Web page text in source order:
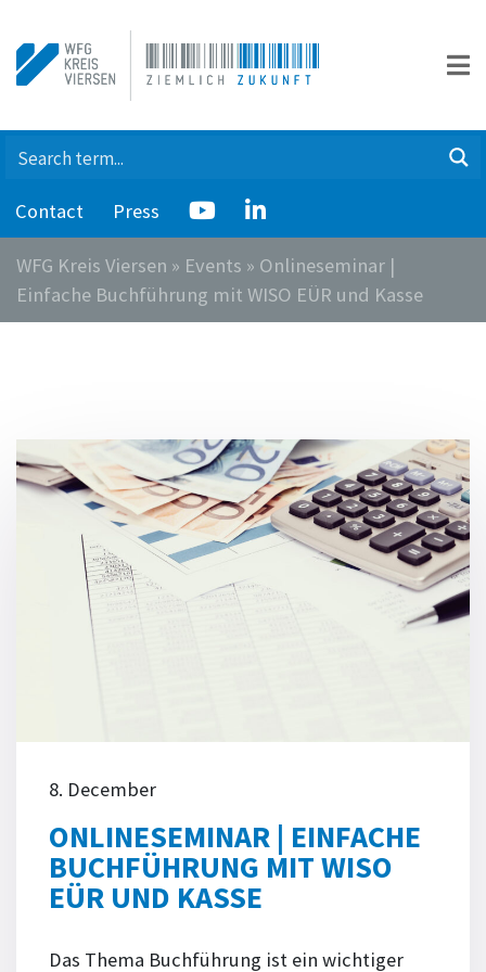
Contact Press
WFG Kreis Viersen » Events » Onlineseminar |
Einfache Buchführung mit WISO EÜR und Kasse
8. December
ONLINESEMINAR | EINFACHE
BUCHFÜHRUNG MIT WISO
EÜR UND KASSE
Das Thema Buchführung ist ein wichtiger